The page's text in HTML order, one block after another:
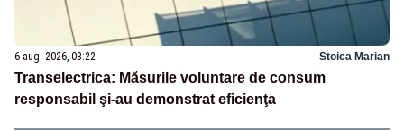
6 aug. 2026, 08:22 Stoica Marian
Transelectrica: Măsurile voluntare de consum
responsabil şi-au demonstrat eficienţa